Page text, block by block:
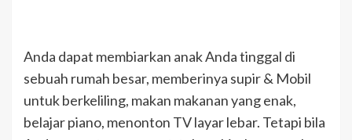
Anda dapat membiarkan anak Anda tinggal di
sebuah rumah besar, memberinya supir & Mobil
untuk berkeliling, makan makanan yang enak,
belajar piano, menonton TV layar lebar. Tetapi bila